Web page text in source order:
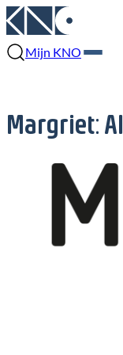
Mijn KNO
Margriet: